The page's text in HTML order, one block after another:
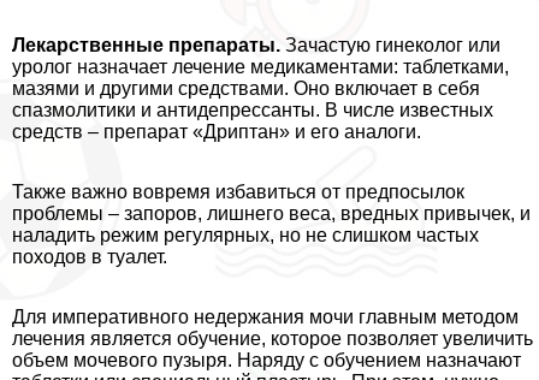
Лекарственные препараты. Зачастую гинеколог или
уролог назначает лечение медикаментами: таблетками,
мазями и другими средствами. Оно включает в себя
спазмолитики и антидепрессанты. В числе известных
средств – препарат «Дриптан» и его аналоги.
Также важно вовремя избавиться от предпосылок
проблемы – запоров, лишнего веса, вредных привычек, и
наладить режим регулярных, но не слишком частых
походов в туалет.
Для императивного недержания мочи главным методом
лечения является обучение, которое позволяет увеличить
объем мочевого пузыря. Наряду с обучением назначают